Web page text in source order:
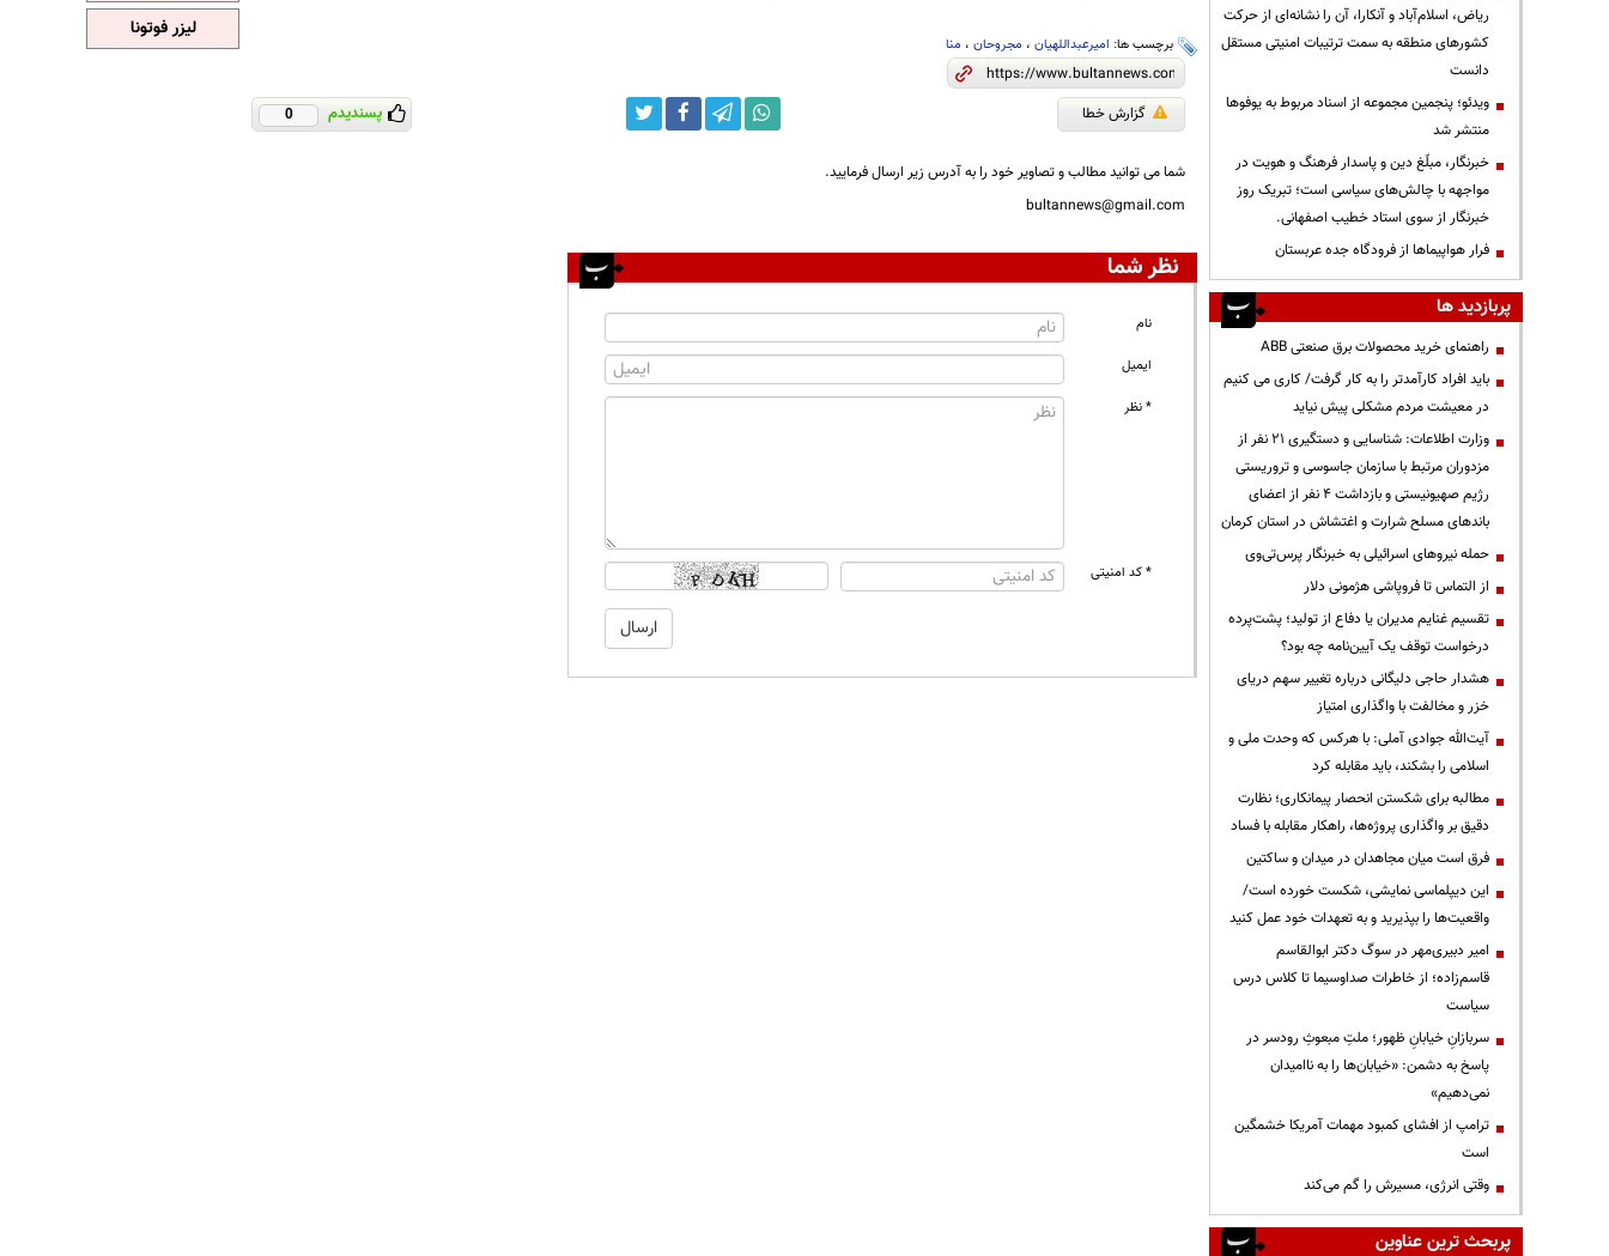
برچسب ها: امیرعبداللهیان، مجروحان، منا
گزارش خطا پسندیدم 0
شما می توانید مطالب و تصاویر خود را به آدرس زیر ارسال فرمایید.
bultannews@gmail.com
نظر شما
نام
ایمیل
* نظر
* کد امنیتی
ریاض، اسلام‌آباد و آنکارا، آن را نشانه‌ای از حرکت
کشورهای منطقه به سمت ترتیبات امنیتی مستقل
دانست
ویدئو؛ پنجمین مجموعه از اسناد مربوط به یوفوها
منتشر شد
خبرنگار، مبلّغ دین و پاسدار فرهنگ و هویت در
مواجهه با چالش‌های سیاسی است؛ تبریک روز
خبرنگار از سوی استاد خطیب اصفهانی.
فرار هواپیماها از فرودگاه جده عربستان
پربازدید ها
راهنمای خرید محصولات برق صنعتی ABB
باید افراد کارآمدتر را به کار گرفت/ کاری می کنیم
در معیشت مردم مشکلی پیش نیاید
وزارت اطلاعات: شناسایی و دستگیری ۲۱ نفر از
مزدوران مرتبط با سازمان جاسوسی و تروریستی
رژیم صهیونیستی و بازداشت ۴ نفر از اعضای
باندهای مسلح شرارت و اغتشاش در استان کرمان
حمله نیروهای اسرائیلی به خبرنگار پرس‌تی‌وی
از التماس تا فروپاشی هژمونی دلار
تقسیم غنایم مدیران یا دفاع از تولید؛ پشت‌پرده
درخواست توقف یک آیین‌نامه چه بود؟
هشدار حاجی دلیگانی درباره تغییر سهم دریای
خزر و مخالفت با واگذاری امتیاز
آیت‌الله جوادی آملی: با هرکس که وحدت ملی و
اسلامی را بشکند، باید مقابله کرد
مطالبه برای شکستن انحصار پیمانکاری؛ نظارت
دقیق بر واگذاری پروژه‌ها، راهکار مقابله با فساد
فرق است میان مجاهدان در میدان و ساکتین
این دیپلماسی نمایشی، شکست خورده است/
واقعیت‌ها را بپذیرید و به تعهدات خود عمل کنید
امیر دبیری‌مهر در سوگ دکتر ابوالقاسم
قاسم‌زاده؛ از خاطرات صداوسیما تا کلاس درس
سیاست
سربازانِ خیابانِ ظهور؛ ملتِ مبعوثِ رودسر در
پاسخ به دشمن: «خیابان‌ها را به ناامیدان
نمی‌دهیم»
ترامپ از افشای کمبود مهمات آمریکا خشمگین
است
وقتی انرژی، مسیرش را گم می‌کند
پربحث ترین عناوین
لیزر فوتونا